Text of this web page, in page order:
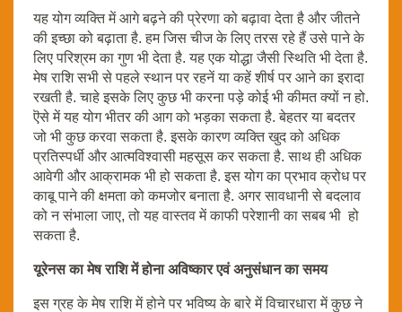
यह योग व्यक्ति में आगे बढ़ने की प्रेरणा को बढ़ावा देता है और जीतने
की इच्छा को बढ़ाता है. हम जिस चीज के लिए तरस रहे हैं उसे पाने के
लिए परिश्रम का गुण भी देता है. यह एक योद्धा जैसी स्थिति भी देता है.
मेष राशि सभी से पहले स्थान पर रहनें या कहें शीर्ष पर आने का इरादा
रखती है. चाहे इसके लिए कुछ भी करना पड़े कोई भी कीमत क्यों न हो.
ऎसे में यह योग भीतर की आग को भड़का सकता है. बेहतर या बदतर
जो भी कुछ करवा सकता है. इसके कारण व्यक्ति खुद को अधिक
प्रतिस्पर्धी और आत्मविश्वासी महसूस कर सकता है. साथ ही अधिक
आवेगी और आक्रामक भी हो सकता है. इस योग का प्रभाव क्रोध पर
काबू पाने की क्षमता को कमजोर बनाता है. अगर सावधानी से बदलाव
को न संभाला जाए, तो यह वास्तव में काफी परेशानी का सबब भी हो
सकता है.
यूरेनस का मेष राशि में होना अविष्कार एवं अनुसंधान का समय
इस ग्रह के मेष राशि में होने पर भविष्य के बारे में विचारधारा में कुछ ने